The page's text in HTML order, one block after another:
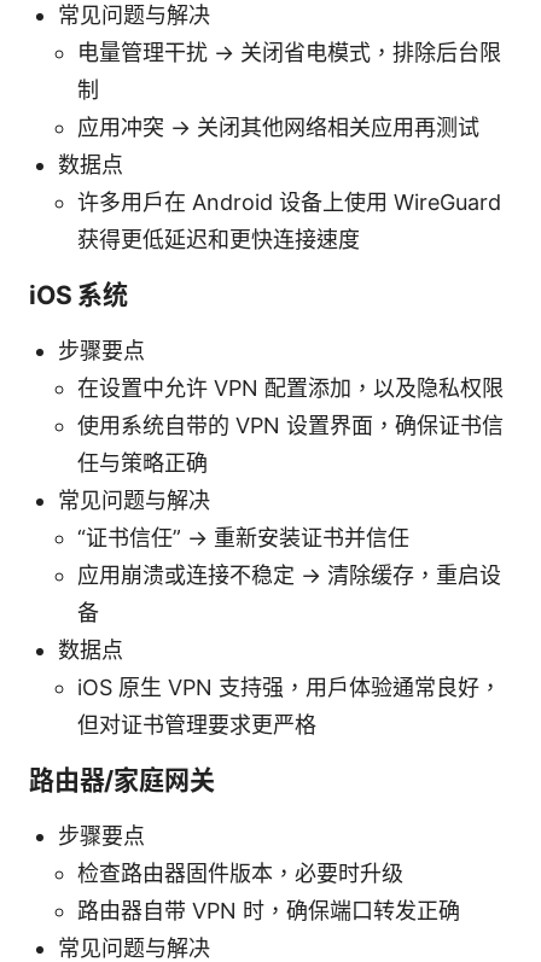
常见问题与解决
电量管理干扰 -> 关闭省电模式，排除后台限
制
应用冲突 -> 关闭其他网络相关应用再测试
数据点
许多用户在 Android 设备上使用 WireGuard
获得更低延迟和更快连接速度
iOS 系统
步骤要点
在设置中允许 VPN 配置添加，以及隐私权限
使用系统自带的 VPN 设置界面，确保证书信
任与策略正确
常见问题与解决
“证书信任” -> 重新安装证书并信任
应用崩溃或连接不稳定 -> 清除缓存，重启设
备
数据点
iOS 原生 VPN 支持强，用户体验通常良好，
但对证书管理要求更严格
路由器/家庭网关
步骤要点
检查路由器固件版本，必要时升级
路由器自带 VPN 时，确保端口转发正确
常见问题与解决